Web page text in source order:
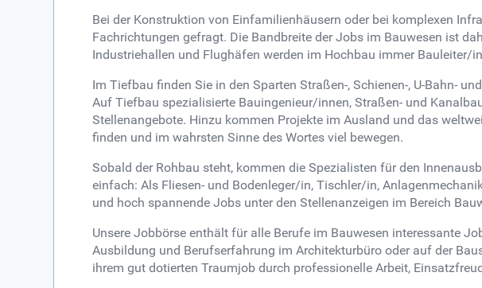
Bei der Konstruktion von Einfamilienhäusern oder bei komplexen
Fachrichtungen gefragt. Die Bandbreite der Jobs im Bauwesen ist
Industriehallen und Flughäfen werden im Hochbau immer
Im Tiefbau finden Sie in den Sparten Straßen-, Schienen-, U-Bahn-
Auf Tiefbau spezialisierte Bauingenieur/innen, Straßen- und
Stellenangebote. Hinzu kommen Projekte im Ausland und das
finden und im wahrsten Sinne des Wortes viel bewegen.
Sobald der Rohbau steht, kommen die Spezialisten für den
einfach: Als Fliesen- und Bodenleger/in, Tischler/in,
und hoch spannende Jobs unter den Stellenanzeigen im Bereich
Unsere Jobbörse enthält für alle Berufe im Bauwesen interessante
Ausbildung und Berufserfahrung im Architekturbüro oder auf der
ihrem gut dotierten Traumjob durch professionelle Arbeit,